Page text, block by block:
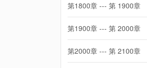
第1800章 --- 第 1900章
第1900章 --- 第 2000章
第2000章 --- 第 2100章